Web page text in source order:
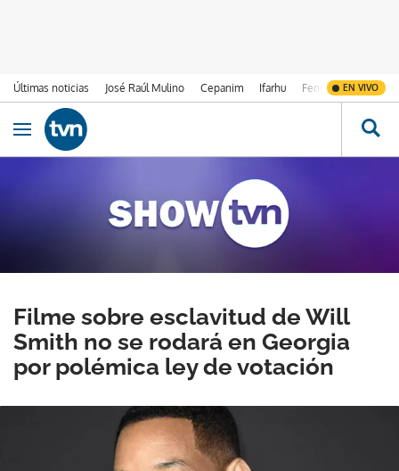
Últimas noticias José Raúl Mulino Cepanim Ifarhu Fenómeno de El
EN VIVO
Ir al contenido
Obrir navegació
Filme sobre esclavitud de Will
Smith no se rodará en Georgia
por polémica ley de votación